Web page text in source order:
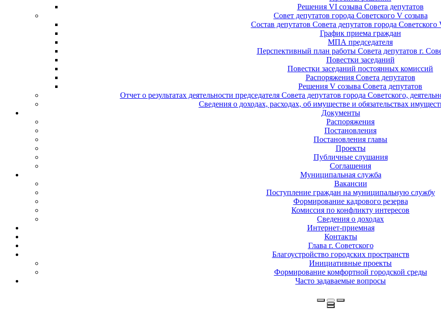
Решения VI созыва Совета депутатов
Совет депутатов города Советского V созыва
Состав депутатов Совета депутатов города Советского
График приема граждан
МПА председателя
Перспективный план работы Совета депутатов г.
Повестки заседаний
Повестки заседаний постоянных комиссий
Распоряжения Совета депутатов
Решения V созыва Совета депутатов
Отчет о результатах деятельности председателя Совета депутатов города Советского,
Сведения о доходах, расходах, об имуществе и обязательствах
Документы
Распоряжения
Постановления
Постановления главы
Проекты
Публичные слушания
Соглашения
Муниципальная служба
Вакансии
Поступление граждан на муниципальную службу
Формирование кадрового резерва
Комиссия по конфликту интересов
Сведения о доходах
Интернет-приемная
Контакты
Глава г. Советского
Благоустройство городских пространств
Инициативные проекты
Формирование комфортной городской среды
Часто задаваемые вопросы